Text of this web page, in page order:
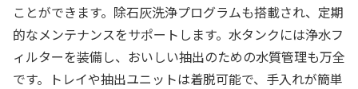
ことができます。除石灰洗浄プログラムも搭載され、定期
的なメンテナンスをサポートします。水タンクには浄水フ
ィルターを装備し、おいしい抽出のための水質管理も万全
です。トレイや抽出ユニットは着脱可能で、手入れが簡単